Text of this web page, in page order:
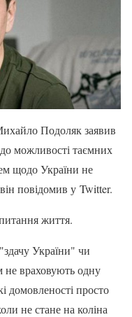
Подоляк заявив
можливості таємних
щодо України не
повідомив у Twitter.
життя.
"здачу України" чи
не враховують одну
домовленості просто
не стане на коліна